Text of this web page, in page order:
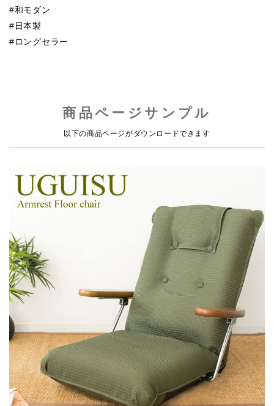
和モダン
日本製
ロングセラー
商品ページサンプル
以下の商品ページがダウンロードできます